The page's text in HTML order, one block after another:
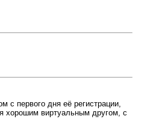
с первого дня её регистрации,
хорошим виртуальным другом, с